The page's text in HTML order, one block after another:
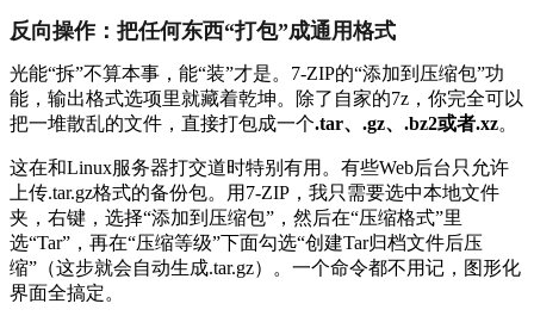
反向操作：把任何东西“打包”成通用格式
光能“拆”不算本事，能“装”才是。7-ZIP的“添加到压缩包”功
能，输出格式选项里就藏着乾坤。除了自家的7z，你完全可以
把一堆散乱的文件，直接打包成一个.tar、.gz、.bz2或者.xz。
这在和Linux服务器打交道时特别有用。有些Web后台只允许
上传.tar.gz格式的备份包。用7-ZIP，我只需要选中本地文件
夹，右键，选择“添加到压缩包”，然后在“压缩格式”里
选“Tar”，再在“压缩等级”下面勾选“创建Tar归档文件后压
缩”（这步就会自动生成.tar.gz）。一个命令都不用记，图形化
界面全搞定。